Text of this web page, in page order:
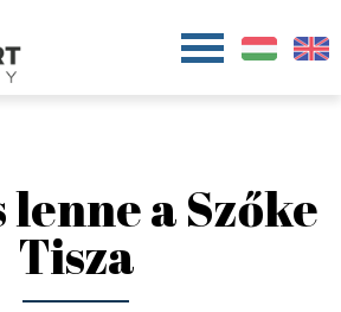
lenne a Szőke
Tisza